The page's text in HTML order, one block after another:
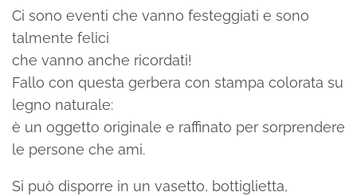
Ci sono eventi che vanno festeggiati e sono
talmente felici
che vanno anche ricordati!
Fallo con questa gerbera con stampa colorata su
legno naturale:
è un oggetto originale e raffinato per sorprendere
le persone che ami.
Si può disporre in un vasetto, bottiglietta,